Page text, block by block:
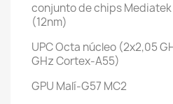
conjunto de chipsMediatek
(12nm)
UPCOcta núcleo (2x2,05
GHz Cortex-A55)
GPU Malí-G57 MC2